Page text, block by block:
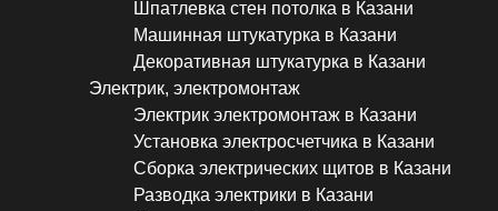
Шпатлевка стен потолка в Казани
Машинная штукатурка в Казани
Декоративная штукатурка в Казани
Электрик, электромонтаж
Электрик электромонтаж в Казани
Установка электросчетчика в Казани
Сборка электрических щитов в Казани
Разводка электрики в Казани